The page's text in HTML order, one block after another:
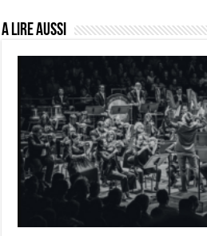
A lire aussi